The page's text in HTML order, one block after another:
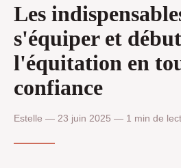
Les
s'équiper et
l'équitation en
confiance
Estelle — 23 juin 2025 — 1 min de